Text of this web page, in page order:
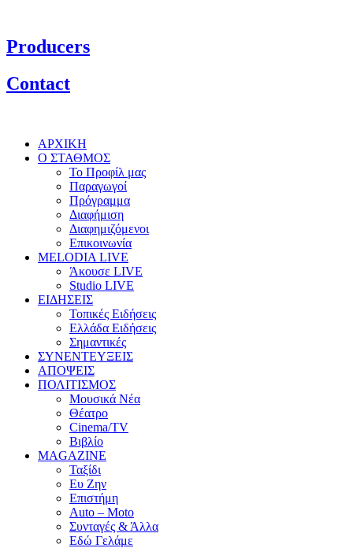
Producers
Contact
ΑΡΧΙΚΗ
Ο ΣΤΑΘΜΟΣ
Το Προφίλ μας
Παραγωγοί
Πρόγραμμα
Διαφήμιση
Διαφημιζόμενοι
Επικοινωνία
MELODIA LIVE
Άκουσε LIVE
Studio LIVE
ΕΙΔΗΣΕΙΣ
Τοπικές Ειδήσεις
Ελλάδα Ειδήσεις
Σημαντικές
ΣΥΝΕΝΤΕΥΞΕΙΣ
ΑΠΟΨΕΙΣ
ΠΟΛΙΤΙΣΜΟΣ
Μουσικά Νέα
Θέατρο
Cinema/TV
Βιβλίο
MAGAZINE
Ταξίδι
Ευ Ζην
Επιστήμη
Auto – Moto
Συνταγές & Άλλα
Εδώ Γελάμε